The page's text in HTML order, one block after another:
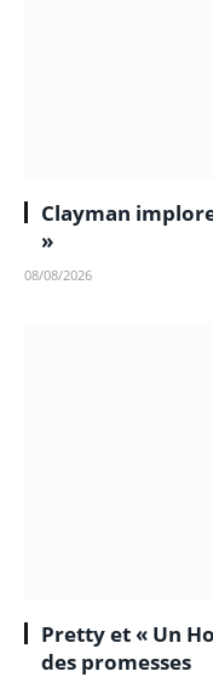
Clayman
»
08/08/2026
Pretty et « Un
des promesses